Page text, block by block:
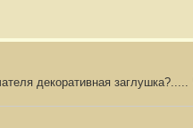
декоративная заглушка?.....